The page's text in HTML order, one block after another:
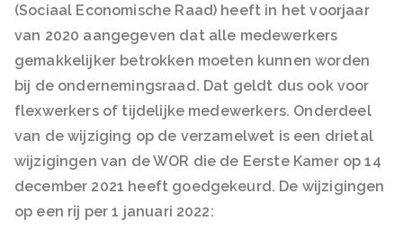
(Sociaal Economische Raad) heeft in het voorjaar
van 2020 aangegeven dat alle medewerkers
gemakkelijker betrokken moeten kunnen worden
bij de ondernemingsraad. Dat geldt dus ook voor
flexwerkers of tijdelijke medewerkers. Onderdeel
van de wijziging op de verzamelwet is een drietal
wijzigingen van de WOR die de Eerste Kamer op 14
december 2021 heeft goedgekeurd. De wijzigingen
op een rij per 1 januari 2022: